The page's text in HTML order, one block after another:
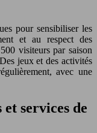
pour sensibiliser les
et au respect des
visiteurs par saison
jeux et des activités
avec une
services de